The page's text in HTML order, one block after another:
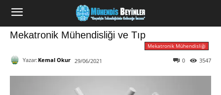
Mekatronik Mühendisliği ve Tıp
Mekatronik Mühendisliği
Yazar: Kemal Okur 29/06/2021 3547
0